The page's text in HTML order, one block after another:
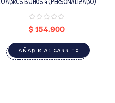
$154.900
AÑADIR AL CARRITO